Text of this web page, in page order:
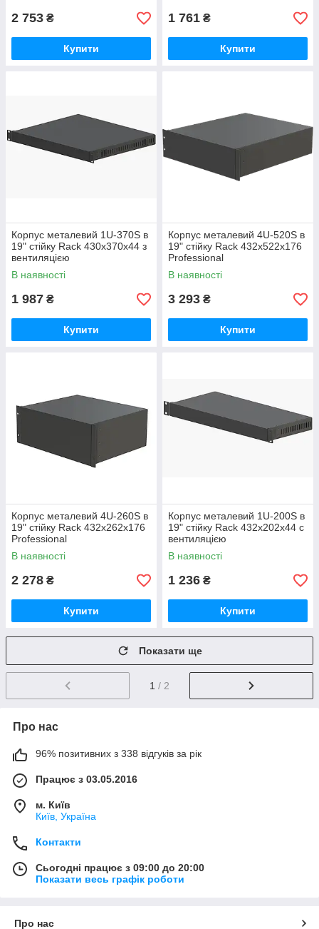
2 753 ₴
Купити
1 761 ₴
Купити
Корпус металевий 1U-370S в
19" стійку Rack 430х370х44 з
вентиляцією
В наявності
1 987 ₴
Купити
Корпус металевий 4U-520S в
19" стійку Rack 432х522х176
Professional
В наявності
3 293 ₴
Купити
Корпус металевий 4U-260S в
19" стійку Rack 432х262х176
Professional
В наявності
2 278 ₴
Купити
Корпус металевий 1U-200S в
19" стійку Rack 432х202х44 c
вентиляцією
В наявності
1 236 ₴
Купити
Показати ще
1 / 2
Про нас
96% позитивних з 338 відгуків за рік
Працює з 03.05.2016
м. Київ
Київ, Україна
Контакти
Сьогодні працює з 09:00 до 20:00
Показати весь графік роботи
Про нас